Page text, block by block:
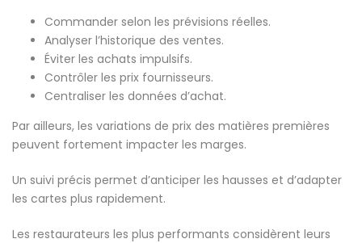
Commander selon les prévisions réelles.
Analyser l’historique des ventes.
Éviter les achats impulsifs.
Contrôler les prix fournisseurs.
Centraliser les données d’achat.
Par ailleurs, les variations de prix des matières premières
peuvent fortement impacter les marges.
Un suivi précis permet d’anticiper les hausses et d’adapter
les cartes plus rapidement.
Les restaurateurs les plus performants considèrent leurs